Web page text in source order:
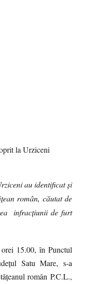
au identificat și
român, căutat de
infracțiunii de furt
15.00, în Punctul
Satu Mare, s-a
român P.C.L.,